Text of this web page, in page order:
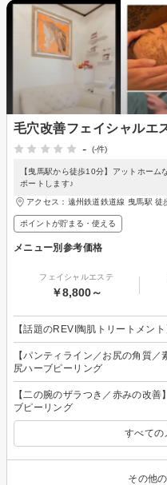
毛穴改善フェイシャルエ
-
(-件)
【曳馬駅から徒歩10分】アットホー
ポートします♪
アクセス：遠州鉄道鉄道線 曳馬駅 徒
ポイントが貯まる・使える
メニュー別参考価格
フェイシャルエステ
￥8,800～
【話題のREVI陶肌トリートメン
【パンティライン／お尻の角質
尻ハーブピーリング
【二の腕のザラつき／赤みの改
ブピーリング
すべての
その他